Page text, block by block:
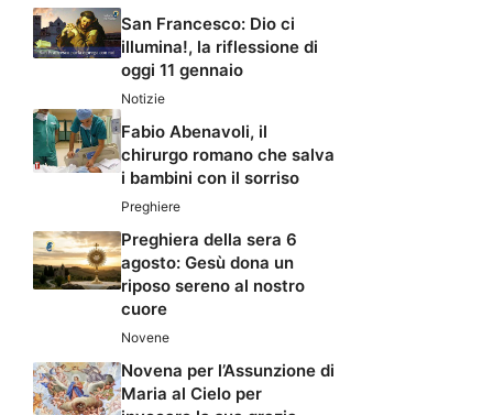
San Francesco: Dio ci
illumina!, la riflessione di
oggi 11 gennaio
Notizie
Fabio Abenavoli, il
chirurgo romano che salva
i bambini con il sorriso
Preghiere
Preghiera della sera 6
agosto: Gesù dona un
riposo sereno al nostro
cuore
Novene
Novena per l’Assunzione di
Maria al Cielo per